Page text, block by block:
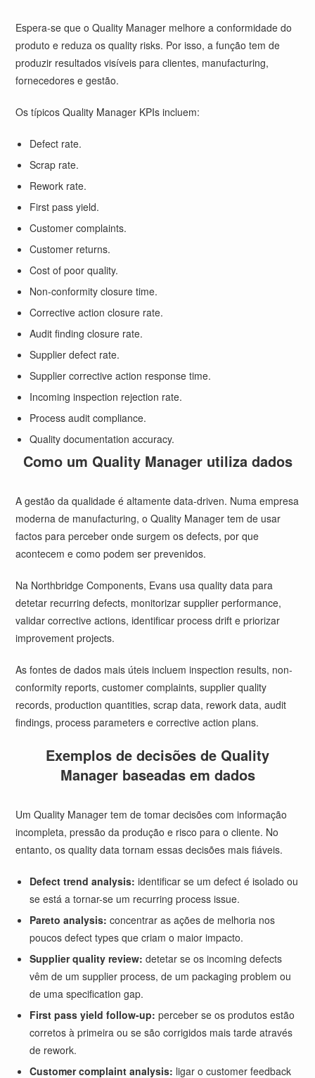
Espera-se que o Quality Manager melhore a conformidade do
produto e reduza os quality risks. Por isso, a função tem de
produzir resultados visíveis para clientes, manufacturing,
fornecedores e gestão.
Os típicos Quality Manager KPIs incluem:
Defect rate.
Scrap rate.
Rework rate.
First pass yield.
Customer complaints.
Customer returns.
Cost of poor quality.
Non-conformity closure time.
Corrective action closure rate.
Audit finding closure rate.
Supplier defect rate.
Supplier corrective action response time.
Incoming inspection rejection rate.
Process audit compliance.
Quality documentation accuracy.
Como um Quality Manager utiliza dados
A gestão da qualidade é altamente data-driven. Numa empresa
moderna de manufacturing, o Quality Manager tem de usar
factos para perceber onde surgem os defects, por que
acontecem e como podem ser prevenidos.
Na Northbridge Components, Evans usa quality data para
detetar recurring defects, monitorizar supplier performance,
validar corrective actions, identificar process drift e priorizar
improvement projects.
As fontes de dados mais úteis incluem inspection results, non-
conformity reports, customer complaints, supplier quality
records, production quantities, scrap data, rework data, audit
findings, process parameters e corrective action plans.
Exemplos de decisões de Quality
Manager baseadas em dados
Um Quality Manager tem de tomar decisões com informação
incompleta, pressão da produção e risco para o cliente. No
entanto, os quality data tornam essas decisões mais fiáveis.
Defect trend analysis: identificar se um defect é isolado ou
se está a tornar-se um recurring process issue.
Pareto analysis: concentrar as ações de melhoria nos
poucos defect types que criam o maior impacto.
Supplier quality review: detetar se os incoming defects
vêm de um supplier process, de um packaging problem ou
de uma specification gap.
First pass yield follow-up: perceber se os produtos estão
corretos à primeira ou se são corrigidos mais tarde através
de rework.
Customer complaint analysis: ligar o customer feedback